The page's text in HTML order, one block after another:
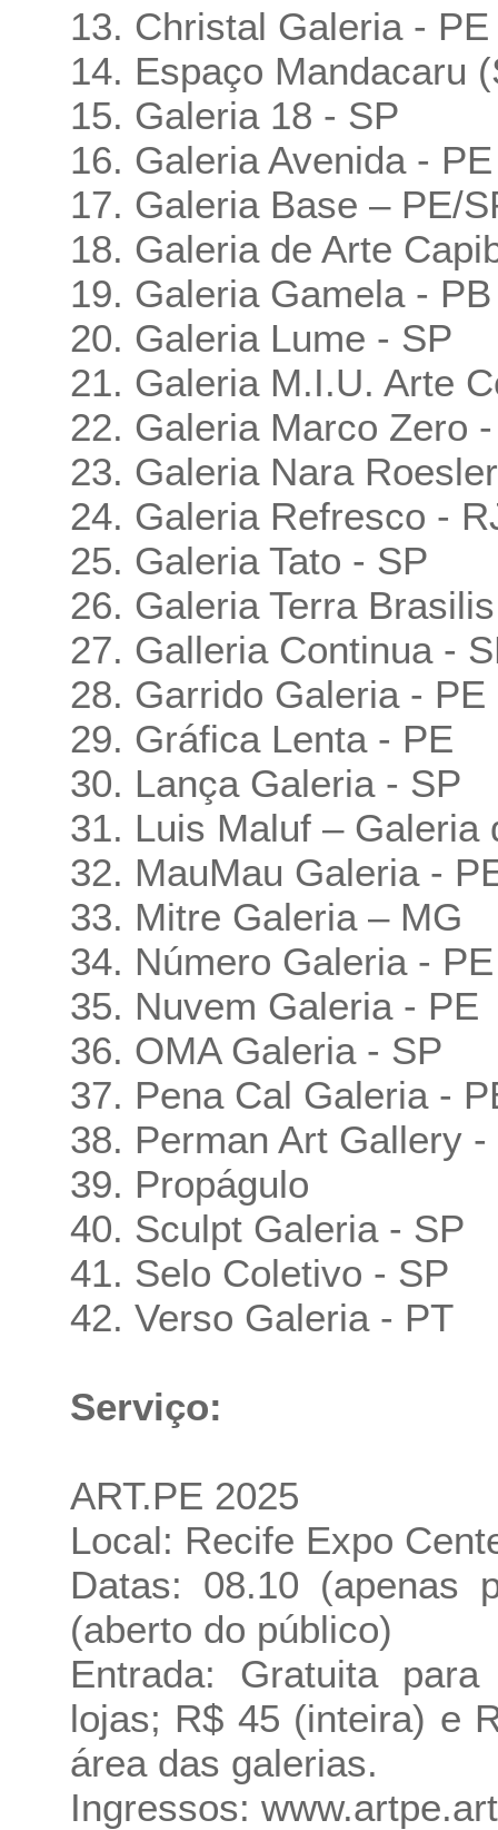
13. Christal Galeria - PE
14. Espaço Mandacaru
15. Galeria 18 - SP
16. Galeria Avenida - PE
17. Galeria Base – PE/
18. Galeria de Arte
19. Galeria Gamela - PB
20. Galeria Lume - SP
21. Galeria M.I.U. Arte
22. Galeria Marco Zero
23. Galeria Nara
24. Galeria Refresco -
25. Galeria Tato - SP
26. Galeria Terra
27. Galleria Continua -
28. Garrido Galeria - PE
29. Gráfica Lenta - PE
30. Lança Galeria - SP
31. Luis Maluf – Galeria
32. MauMau Galeria -
33. Mitre Galeria – MG
34. Número Galeria - PE
35. Nuvem Galeria - PE
36. OMA Galeria - SP
37. Pena Cal Galeria -
38. Perman Art Gallery -
39. Propágulo
40. Sculpt Galeria - SP
41. Selo Coletivo - SP
42. Verso Galeria - PT
Serviço:
ART.PE 2025
Local: Recife Expo
Datas: 08.10 (apenas
(aberto do público)
Entrada: Gratuita
lojas; R$ 45 (inteira) e
área das galerias.
Ingressos: